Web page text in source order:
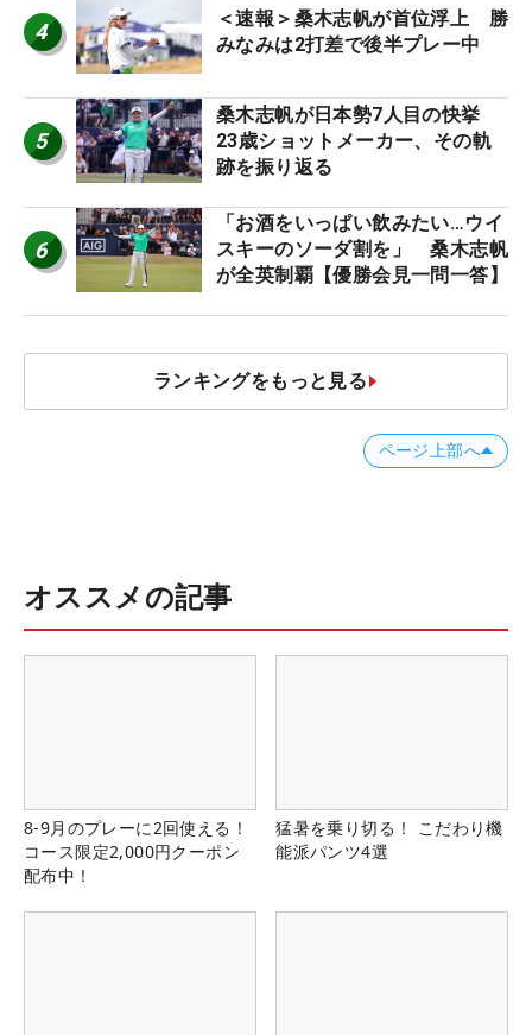
4
＜速報＞桑木志帆が首位浮上 勝
みなみは2打差で後半プレー中
5
桑木志帆が日本勢7人目の快挙
23歳ショットメーカー、その軌
跡を振り返る
6
「お酒をいっぱい飲みたい…ウイ
スキーのソーダ割を」 桑木志帆
が全英制覇【優勝会見一問一答】
ランキングをもっと見る
ページ上部へ
オススメの記事
8-9月のプレーに2回使える！
コース限定2,000円クーポン
配布中！
猛暑を乗り切る！ こだわり機
能派パンツ4選